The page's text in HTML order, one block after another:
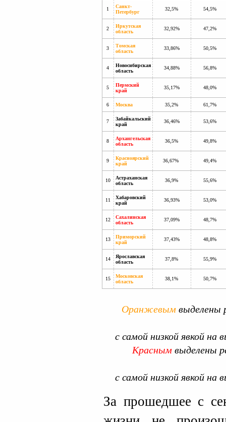
1
Санкт-
Петербург
32,5% 54,5%
2
Иркутская
область
32,92% 47,2%
3
Томская
область
33,86% 50,5%
4
Новосибирская
область
34,88% 56,8%
5
Пермский
край
35,17% 48,0%
6 Москва 35,2% 61,7%
7
Забайкальский
край
36,46% 53,6%
8
Архангельская
область
36,5% 49,8%
9
Красноярский
край
36,67% 49,4%
10
Астраханская
область
36,9% 55,6%
11
Хабаровский
край
36,93% 53,0%
12
Сахалинская
область
37,09% 48,7%
13
Приморский
край
37,43% 48,8%
14
Ярославская
область
37,8% 55,9%
15
Московская
область
38,1% 50,7%
Оранжевым выделены
с самой низкой явкой на
Красным выделены
с самой низкой явкой на
За прошедшее с